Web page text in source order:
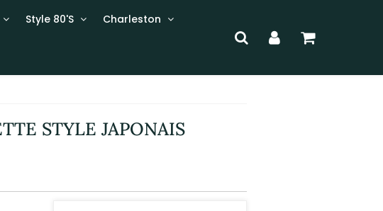
Style 80'S Charleston
STYLE JAPONAIS